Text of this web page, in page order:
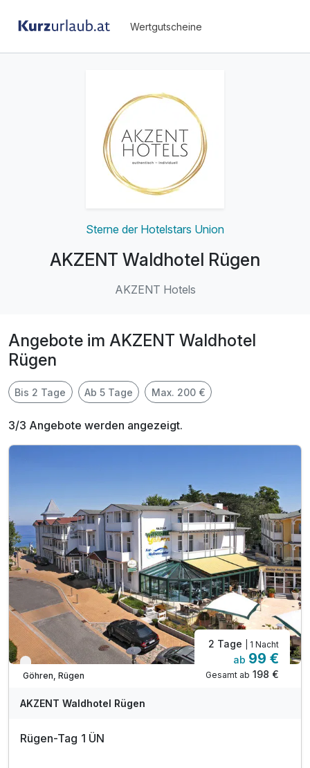
Wertgutscheine
Sterne der Hotelstars Union
AKZENT Waldhotel Rügen
AKZENT Hotels
Angebote im AKZENT Waldhotel
Rügen
Bis 2 Tage Ab 5 Tage Max. 200 €
3/3 Angebote werden angezeigt.
Nur noch bis September
Göhren, Rügen
2 Tage | 1 Nacht
ab 99 €
Gesamt ab 198 €
AKZENT Waldhotel Rügen
Rügen-Tag 1 ÜN